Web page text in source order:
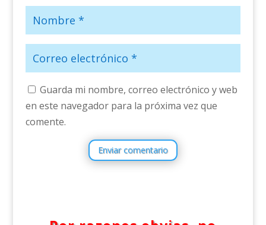
Guarda mi nombre, correo electrónico y web
en este navegador para la próxima vez que
comente.
Enviar comentario